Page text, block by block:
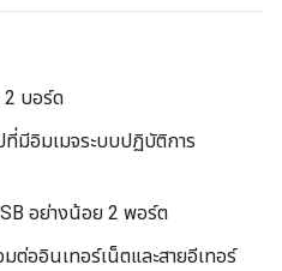
บอร์ด
มีอิมเมจระบบปฏิบัติการ
อย่างน้อย 2 พอร์ต
มต่ออินเทอร์เน็ตและสายอีเทอร์